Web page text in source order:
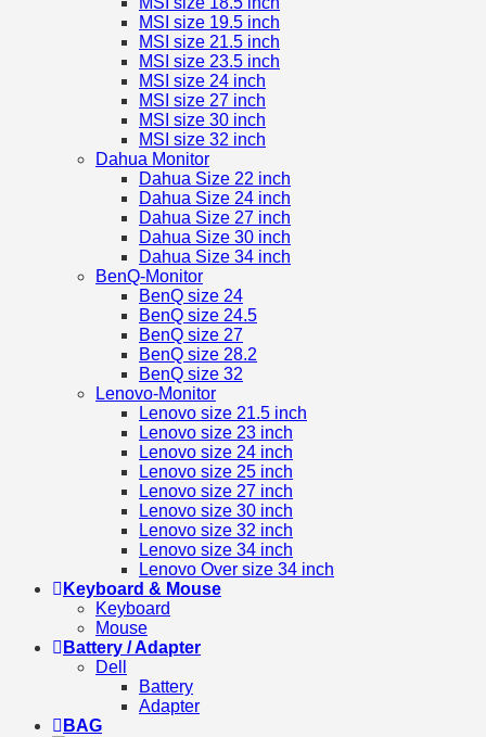
MSI size 19.5 inch
MSI size 21.5 inch
MSI size 23.5 inch
MSI size 24 inch
MSI size 27 inch
MSI size 30 inch
MSI size 32 inch
Dahua Monitor
Dahua Size 22 inch
Dahua Size 24 inch
Dahua Size 27 inch
Dahua Size 30 inch
Dahua Size 34 inch
BenQ-Monitor
BenQ size 24
BenQ size 24.5
BenQ size 27
BenQ size 28.2
BenQ size 32
Lenovo-Monitor
Lenovo size 21.5 inch
Lenovo size 23 inch
Lenovo size 24 inch
Lenovo size 25 inch
Lenovo size 27 inch
Lenovo size 30 inch
Lenovo size 32 inch
Lenovo size 34 inch
Lenovo Over size 34 inch
Keyboard & Mouse
Keyboard
Mouse
Battery / Adapter
Dell
Battery
Adapter
BAG